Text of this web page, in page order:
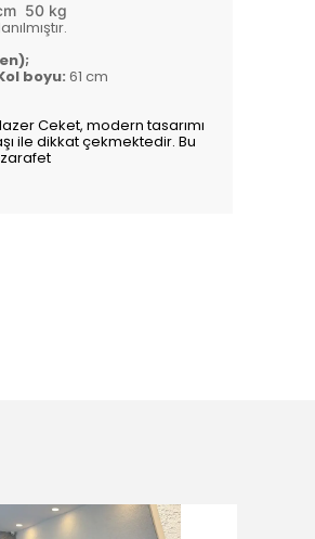
50 kg
boyu: 61 cm
Ceket, modern tasarımı
ile dikkat çekmektedir. Bu
zarafet